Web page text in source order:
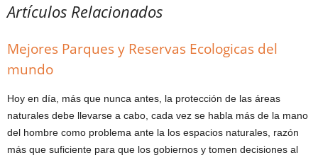
Artículos Relacionados
Mejores Parques y Reservas Ecologicas del
mundo
Hoy en día, más que nunca antes, la protección de las áreas
naturales debe llevarse a cabo, cada vez se habla más de la mano
del hombre como problema ante la los espacios naturales, razón
más que suficiente para que los gobiernos y tomen decisiones al